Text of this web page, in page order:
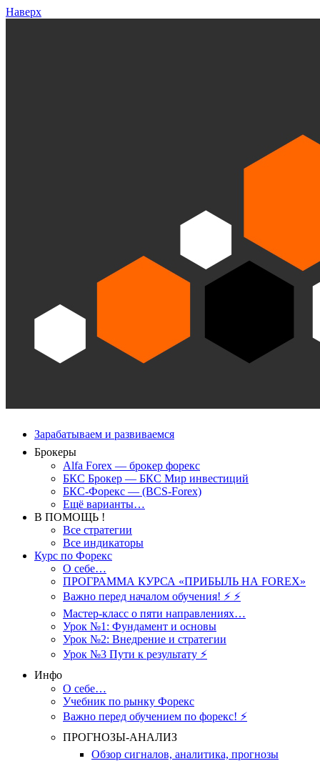
Наверх
Зарабатываем и развиваемся
Брокеры
Alfa Forex — брокер форекс
БКС Брокер — БКС Мир инвестиций
БКС-Форекс — (BCS-Forex)
Ещё варианты…
В ПОМОЩЬ !
Все стратегии
Все индикаторы
Курс по Форекс
О себе…
ПРОГРАММА КУРСА «ПРИБЫЛЬ НА FOREX»
Важно перед началом обучения! ⚡ ⚡
Мастер-класс о пяти направлениях…
Урок №1: Фундамент и основы
Урок №2: Внедрение и стратегии
Урок №3 Пути к результату ⚡️
Инфо
О себе…
Учебник по рынку Форекс
Важно перед обучением по форекс! ⚡
ПРОГНОЗЫ-АНАЛИЗ
Обзор сигналов, аналитика, прогнозы